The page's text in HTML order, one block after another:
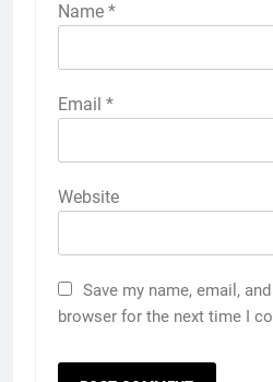
Name *
Email *
Website
Save my name, email,
browser for the next time I